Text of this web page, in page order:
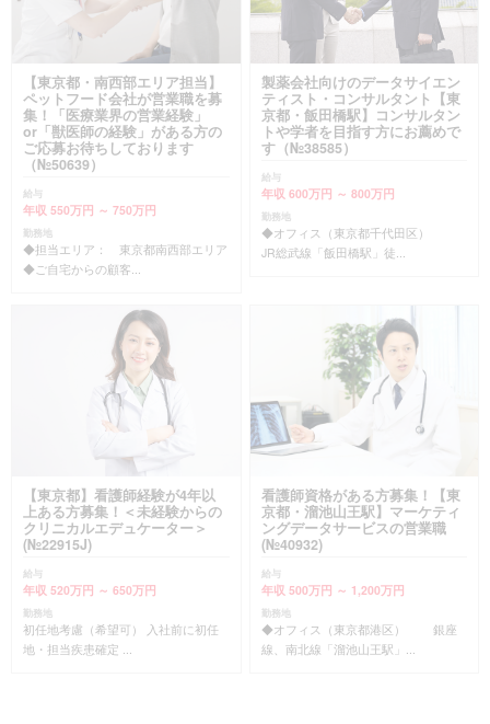
【東京都・南西部エリア担当】
ペットフード会社が営業職を募
集！「医療業界の営業経験」
or「獣医師の経験」がある方の
ご応募お待ちしております
（№50639）
給与
年収 550万円 ～ 750万円
勤務地
◆担当エリア： 東京都南西部エリア
◆ご自宅からの顧客...
製薬会社向けのデータサイエン
ティスト・コンサルタント【東
京都・飯田橋駅】コンサルタン
トや学者を目指す方にお薦めで
す（№38585）
給与
年収 600万円 ～ 800万円
勤務地
◆オフィス（東京都千代田区）
JR総武線「飯田橋駅」徒...
【東京都】看護師経験が4年以
上ある方募集！＜未経験からの
クリニカルエデュケーター＞
(№22915J)
給与
年収 520万円 ～ 650万円
勤務地
初任地考慮（希望可） 入社前に初任
地・担当疾患確定 ...
看護師資格がある方募集！【東
京都・溜池山王駅】マーケティ
ングデータサービスの営業職
(№40932)
給与
年収 500万円 ～ 1,200万円
勤務地
◆オフィス（東京都港区） 銀座
線、南北線「溜池山王駅」...